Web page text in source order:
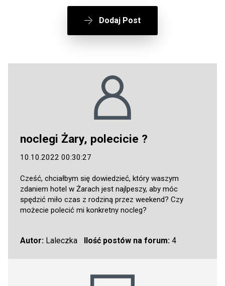
Dodaj Post
noclegi Żary, polecicie ?
10.10.2022 00:30:27
Cześć, chciałbym się dowiedzieć, który waszym
zdaniem hotel w Żarach jest najlpeszy, aby móc
spędzić miło czas z rodziną przez weekend? Czy
możecie polecić mi konkretny nocleg?
Autor: Laleczka Ilość postów na forum:4